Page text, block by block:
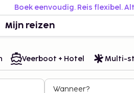
Boek eenvoudig. Reis flexibel.
Mijn reizen
Veerboot + Hotel Multi-
Wanneer?